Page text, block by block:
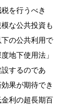
を行うべき
な公共投資も
の公共利用で
地下使用法」
するのであ
果が期待でき
利の超長期百